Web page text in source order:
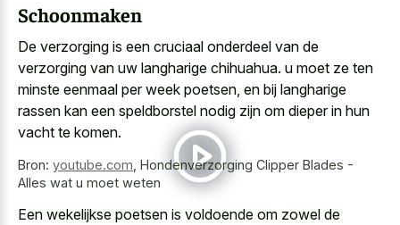
Schoonmaken
De verzorging is een cruciaal onderdeel van de
verzorging van uw langharige chihuahua. u moet ze ten
minste eenmaal per week poetsen, en bij langharige
rassen kan een speldborstel nodig zijn om dieper in hun
vacht te komen.
Bron: youtube.com Hondenverzorging Clipper Blades -
Alles wat u moet weten
Een wekelijkse poetsen is voldoende om zowel de